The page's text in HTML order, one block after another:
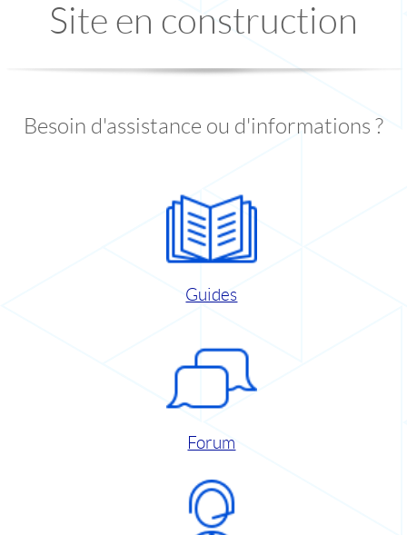
Site en construction
Besoin d'assistance ou d'informations ?
Guides
Forum